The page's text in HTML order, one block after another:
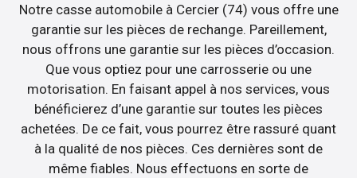
Notre casse automobile à Cercier (74) vous offre une
garantie sur les pièces de rechange. Pareillement,
nous offrons une garantie sur les pièces d’occasion.
Que vous optiez pour une carrosserie ou une
motorisation. En faisant appel à nos services, vous
bénéficierez d’une garantie sur toutes les pièces
achetées. De ce fait, vous pourrez être rassuré quant
à la qualité de nos pièces. Ces dernières sont de
même fiables. Nous effectuons en sorte de